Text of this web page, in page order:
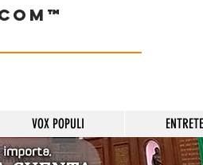
VOX POPULI